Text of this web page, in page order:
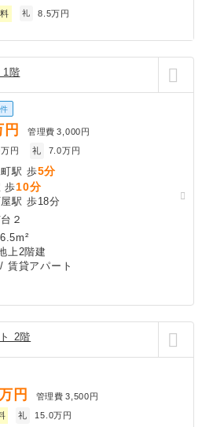
礼 8.5万円
1階
円 管理費 3,000円
円 礼 7.0万円
駅 歩5分
歩10分
駅 歩18分
２
上2階建
/ 賃貸アパート
2階
円 管理費 3,500円
礼 15.0万円